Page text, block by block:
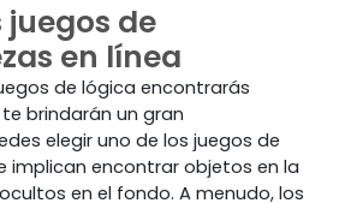
juegos de
en línea
de lógica encontrarás
brindarán un gran
elegir uno de los juegos de
implican encontrar objetos en la
en el fondo. A menudo, los